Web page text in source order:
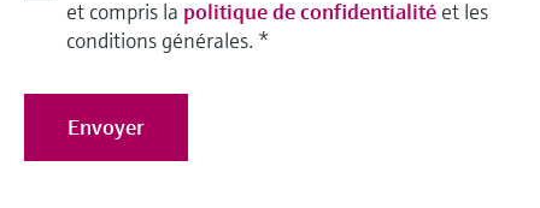
et compris la politique de confidentialité et les
conditions générales. *
Envoyer